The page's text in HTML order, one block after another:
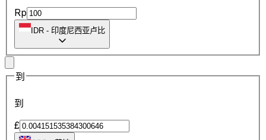
Rp
IDR - 印度尼西亚卢比
到
到
£